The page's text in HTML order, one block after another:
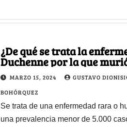
¿De qué se trata la
Duchenne por la que
Luly Bossa?
MARZO 15, 2024
GUSTAVO
BOHÓRQUEZ
Se trata de una enfermedad rara o
una prevalencia menor de 5.000